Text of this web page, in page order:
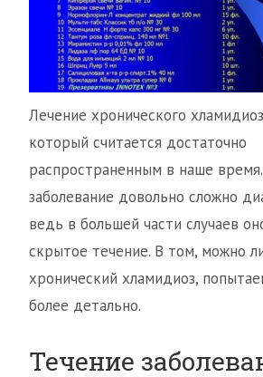
Лечение хронического
который считается достаточно
распространенным в наше
заболевание довольно сложно
ведь в большей части случаев
скрытое течение. В том, можно
хронический хламидиоз,
более детально.
Течение